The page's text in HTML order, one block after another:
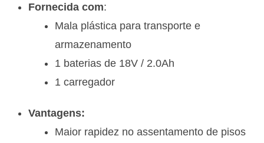
Fornecida com:
Mala plástica para transporte e
armazenamento
1 baterias de 18V / 2.0Ah
1 carregador
Vantagens:
Maior rapidez no assentamento de pisos